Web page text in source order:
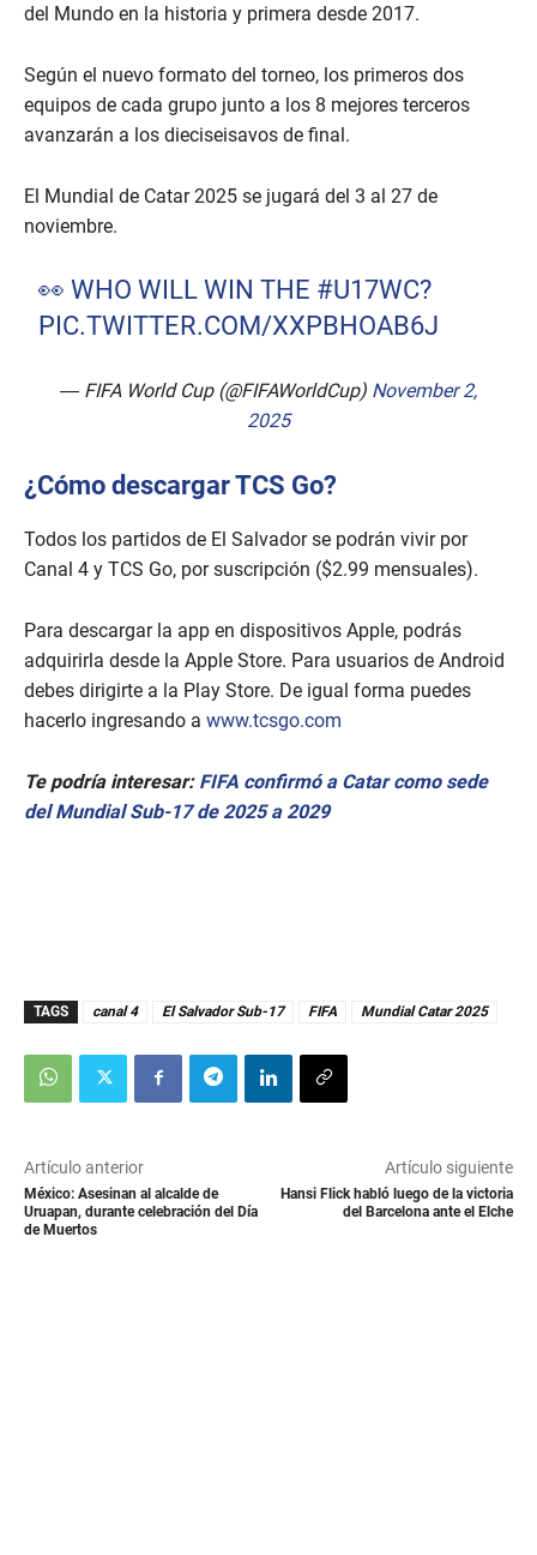
del Mundo en la historia y primera desde 2017.
Según el nuevo formato del torneo, los primeros dos
equipos de cada grupo junto a los 8 mejores terceros
avanzarán a los dieciseisavos de final.
El Mundial de Catar 2025 se jugará del 3 al 27 de
noviembre.
👀 WHO WILL WIN THE #U17WC?
PIC.TWITTER.COM/XXPBHOAB6J
— FIFA World Cup (@FIFAWorldCup) November 2,
2025
¿Cómo descargar TCS Go?
Todos los partidos de El Salvador se podrán vivir por
Canal 4 y TCS Go, por suscripción ($2.99 mensuales).
Para descargar la app en dispositivos Apple, podrás
adquirirla desde la Apple Store. Para usuarios de Android
debes dirigirte a la Play Store. De igual forma puedes
hacerlo ingresando a www.tcsgo.com
Te podría interesar: FIFA confirmó a Catar como sede
del Mundial Sub-17 de 2025 a 2029
TAGS canal 4 El Salvador Sub-17 FIFA Mundial Catar 2025
Artículo anterior
México: Asesinan al alcalde de
Uruapan, durante celebración del Día
de Muertos
Artículo siguiente
Hansi Flick habló luego de la victoria
del Barcelona ante el Elche